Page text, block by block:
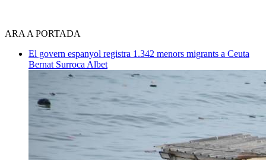
ARA A PORTADA
El govern espanyol registra 1.342 menors migrants a Ceuta
Bernat Surroca Albet